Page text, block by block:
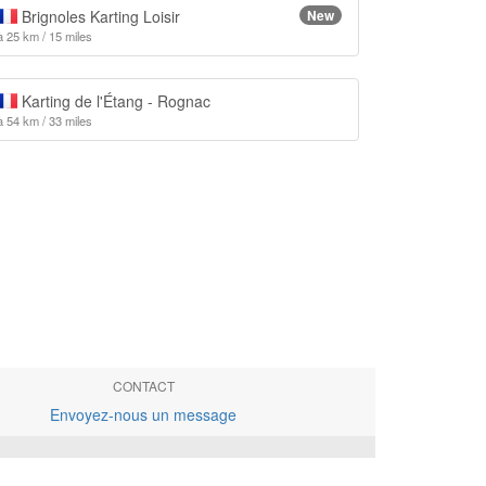
Brignoles Karting Loisir New
25 km / 15 miles
Karting de l'Étang - Rognac
54 km / 33 miles
CONTACT
Envoyez-nous un message